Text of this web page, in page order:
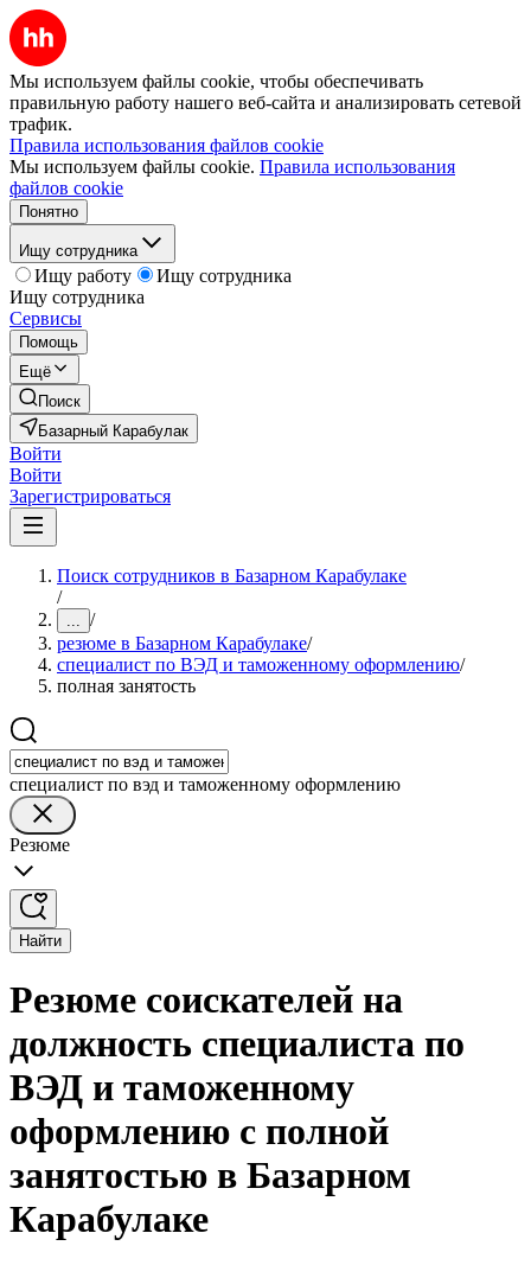
Мы используем файлы cookie, чтобы обеспечивать
правильную работу нашего веб-сайта и анализировать сетевой
трафик.
Правила использования файлов cookie
Мы используем файлы cookie. Правила использования
файлов cookie
Понятно
Ищу сотрудника
Ищу работу
Ищу сотрудника
Ищу сотрудника
Сервисы
Помощь
Ещё
Поиск
Базарный Карабулак
Войти
Войти
Зарегистрироваться
Поиск сотрудников в Базарном Карабулаке
/
... /
резюме в Базарном Карабулаке/
специалист по ВЭД и таможенному оформлению/
полная занятость
специалист по вэд и таможенному оформлению
Резюме
Найти
Резюме соискателей на
должность специалиста по
ВЭД и таможенному
оформлению с полной
занятостью в Базарном
Карабулаке